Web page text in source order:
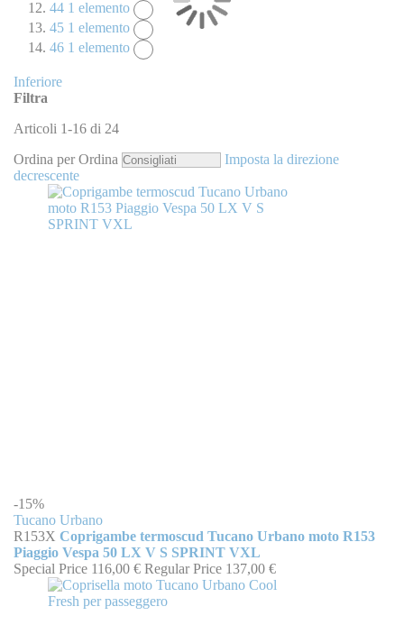
Filtra
Articoli 1-16 di 24
Ordina per Ordina
Imposta la direzione
decrescente
-15%
Tucano Urbano
R153X Coprigambe termoscud Tucano Urbano moto R153
Piaggio Vespa 50 LX V S SPRINT VXL
Special Price 116,00 € Regular Price 137,00 €
44 1 elemento
45 1 elemento
46 1 elemento
Inferiore